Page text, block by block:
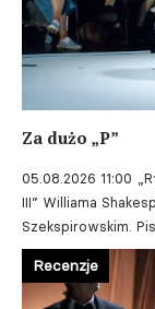
Za dużo „P”
05.08.2026 11:00
III” Williama
Szekspirowskim.
Recenzje